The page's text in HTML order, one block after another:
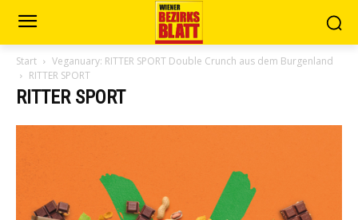
Start
Veganuary: RITTER SPORT Double Crunch aus dem Burgenland
RITTER SPORT
RITTER SPORT